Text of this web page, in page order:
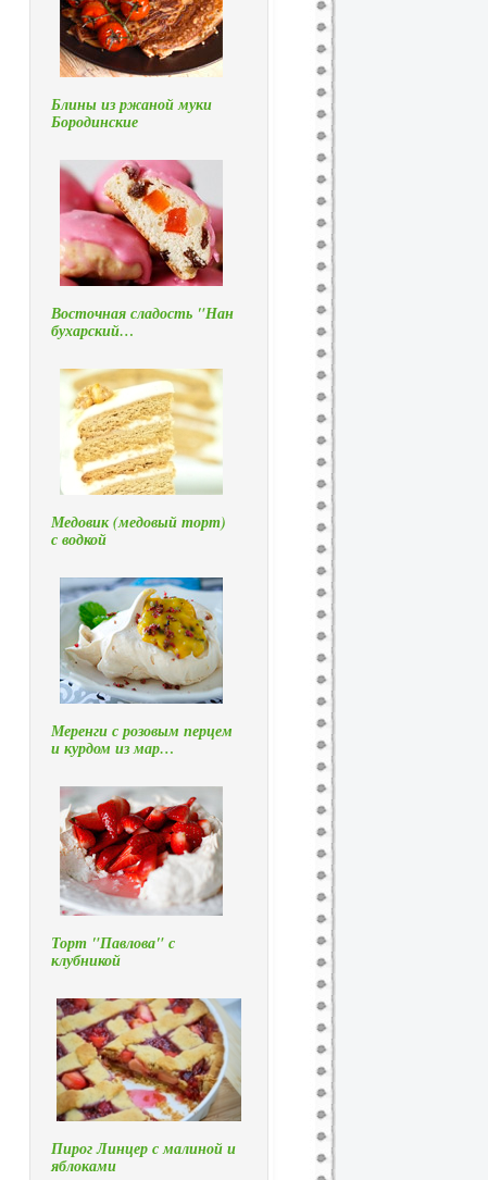
Блины из ржаной муки
Бородинские
Восточная сладость "Нан
бухарский…
Медовик (медовый торт)
с водкой
Меренги с розовым перцем
и курдом из мар…
Торт "Павлова" с
клубникой
Пирог Линцер с малиной и
яблоками